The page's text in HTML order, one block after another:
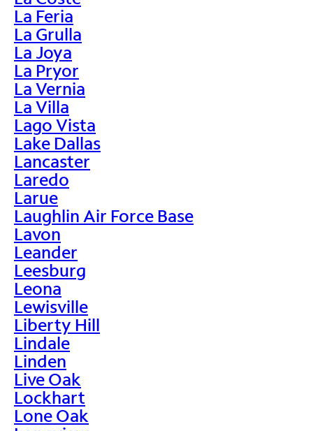
La Feria
La Grulla
La Joya
La Pryor
La Vernia
La Villa
Lago Vista
Lake Dallas
Lancaster
Laredo
Larue
Laughlin Air Force Base
Lavon
Leander
Leesburg
Leona
Lewisville
Liberty Hill
Lindale
Linden
Live Oak
Lockhart
Lone Oak